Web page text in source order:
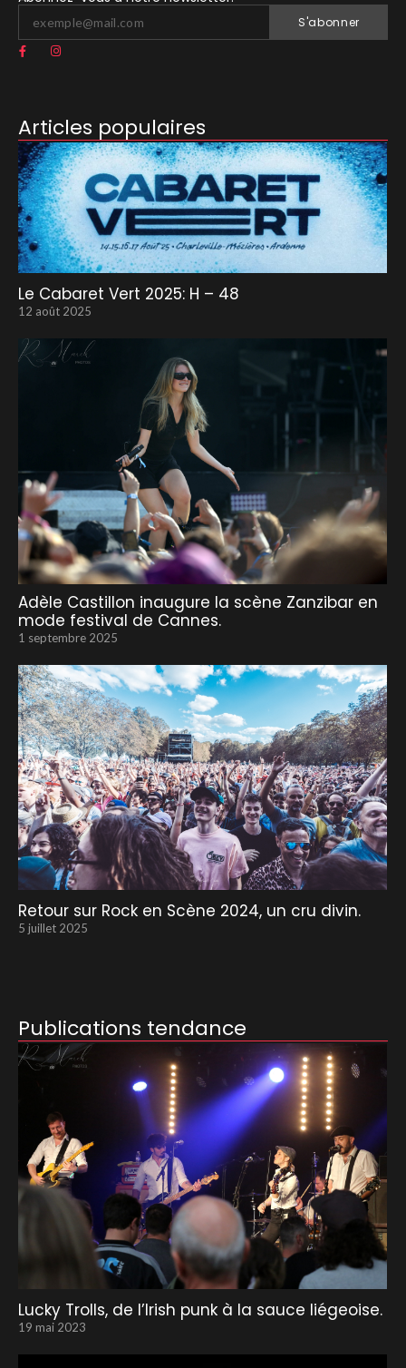
S'abonner
Articles populaires
Le Cabaret Vert 2025: H – 48
12 août 2025
Adèle Castillon inaugure la scène Zanzibar en
mode festival de Cannes.
1 septembre 2025
Retour sur Rock en Scène 2024, un cru divin.
5 juillet 2025
Publications tendance
Lucky Trolls, de l’Irish punk à la sauce liégeoise.
19 mai 2023